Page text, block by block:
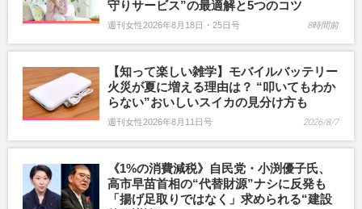
守りサービス”の最適解と5つのコツ
週刊女性2026年8月18日・25日号 8時間前
【知って楽しい雑学】モバイルバッテリー
火災が夏に増える理由は？ “叩いてもわか
らない”おいしいスイカの見分け方も
週刊女性2026年8月11日号 2026/8/7
《1%の消費減税》自民党・小渕優子氏、
高市早苗首相の“代替財源”ナシに反発も
「揚げ足取りではなく」求められる“建設